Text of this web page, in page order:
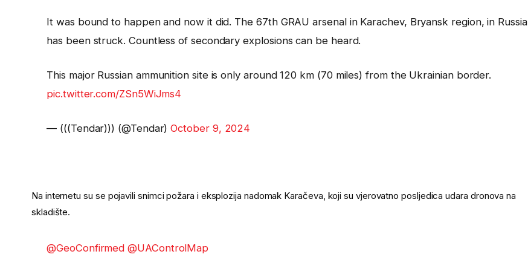
It was bound to happen and now it did. The 67th GRAU arsenal in Karachev, Bryansk region, in Russia
has been struck. Countless of secondary explosions can be heard.
This major Russian ammunition site is only around 120 km (70 miles) from the Ukrainian border.
pic.twitter.com/ZSn5WiJms4
— (((Tendar))) (@Tendar)October 9, 2024
Na internetu su se pojavili snimci požara i eksplozija nadomak Karačeva, koji su vjerovatno posljedica udara dronova na
skladište.
@GeoConfirmed @UAControlMap